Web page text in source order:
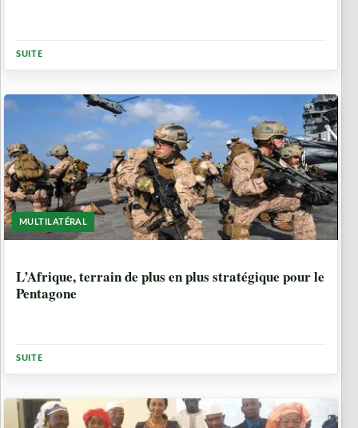
SUITE
MULTILATÉRAL
L’Afrique, terrain de plus en plus stratégique pour le
Pentagone
SUITE